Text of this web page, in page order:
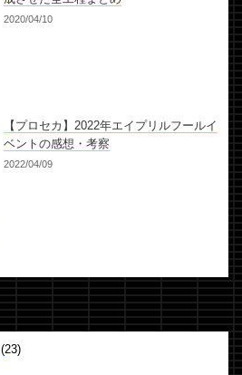
2020/04/10
【プロセカ】2022年エイプリルフールイ
ベントの感想・考察
2022/04/09
(23)